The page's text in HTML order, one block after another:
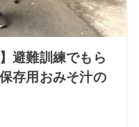
避難訓練でもら
存用おみそ汁の